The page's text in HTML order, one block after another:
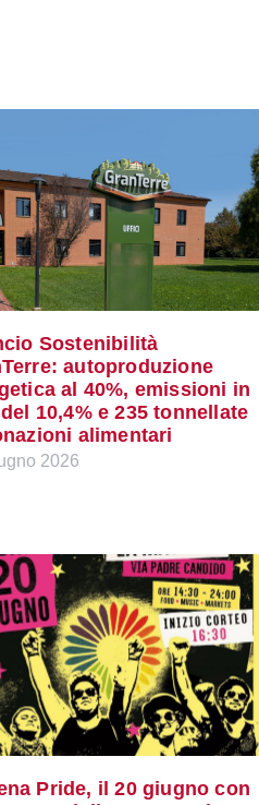
Sostenibilità
autoproduzione
al 40%, emissioni in
10,4% e 235 tonnellate
alimentari
2026
Pride, il 20 giugno con